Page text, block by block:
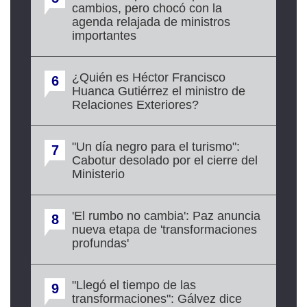
cambios, pero chocó con la
agenda relajada de ministros
importantes
6
¿Quién es Héctor Francisco
Huanca Gutiérrez el ministro de
Relaciones Exteriores?
7
"Un día negro para el turismo":
Cabotur desolado por el cierre del
Ministerio
8
'El rumbo no cambia': Paz anuncia
nueva etapa de 'transformaciones
profundas'
9
"Llegó el tiempo de las
transformaciones": Gálvez dice